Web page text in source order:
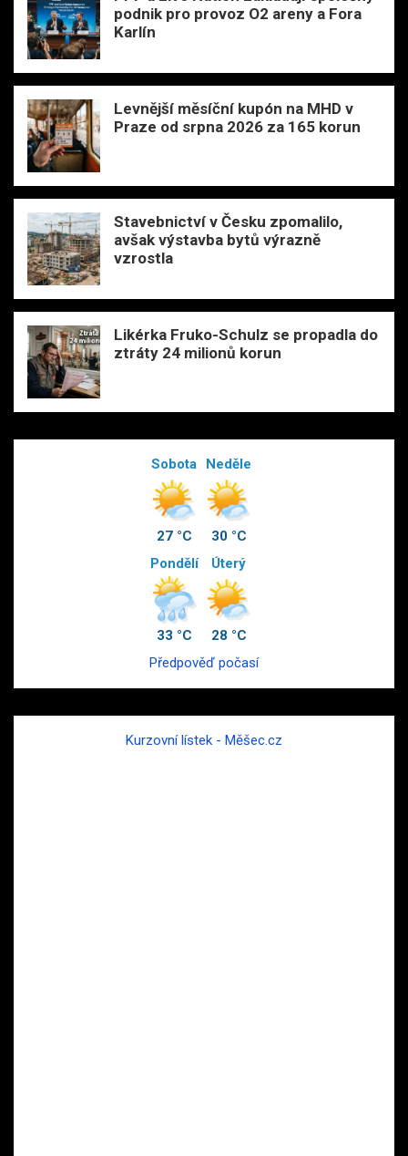
podnik pro provoz O2 areny a Fora
Karlín
Levnější měsíční kupón na MHD v
Praze od srpna 2026 za 165 korun
Stavebnictví v Česku zpomalilo,
avšak výstavba bytů výrazně
vzrostla
Likérka Fruko-Schulz se propadla do
ztráty 24 milionů korun
Sobota
27 °C
Neděle
30 °C
Pondělí
33 °C
Úterý
28 °C
Předpověď počasí
Kurzovní lístek - Měšec.cz